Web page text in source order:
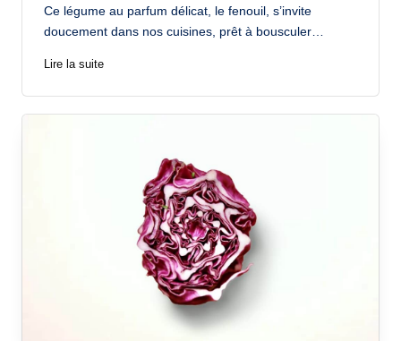
Ce légume au parfum délicat, le fenouil, s’invite
doucement dans nos cuisines, prêt à bousculer…
Lire la suite